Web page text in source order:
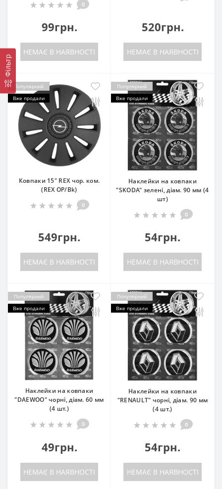
Фільтр
0
99грн.
НЕМАЄ В НАЯВНОСТІ
520грн.
НЕМАЄ В НАЯВНОСТІ
Популярний
Вже продали
Ковпаки 15" REX чор. ком.
(REX OP/Bk)
0
549грн.
НЕМАЄ В НАЯВНОСТІ
Популярний
Вже продали
Наклейки на ковпаки
"SKODA" зелені, діам. 90 мм (4
шт)
0
54грн.
НЕМАЄ В НАЯВНОСТІ
Популярний
Вже продали
Наклейки на ковпаки
"DAEWOO" чорні, діам. 60 мм
(4 шт.)
0
49грн.
НЕМАЄ В НАЯВНОСТІ
Популярний
Вже продали
Наклейки на ковпаки
"RENAULT" чорні, діам. 90 мм
(4 шт.)
0
54грн.
НЕМАЄ В НАЯВНОСТІ